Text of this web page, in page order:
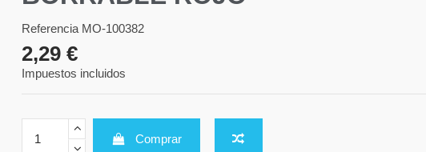
Referencia MO-100382
2,29 €
Impuestos incluidos
Comprar